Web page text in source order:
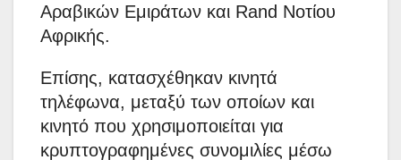
Αραβικών Εμιράτων και Rand Νοτίου
Αφρικής.
Επίσης, κατασχέθηκαν κινητά
τηλέφωνα, μεταξύ των οποίων και
κινητό που χρησιμοποιείται για
κρυπτογραφημένες συνομιλίες μέσω